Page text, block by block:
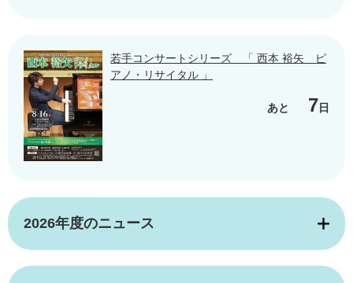
若手コンサートシリーズ 「 西本 裕矢 ピ
アノ・リサイタル 」
あと 7日
2026年度のニュース